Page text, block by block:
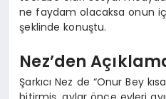
ne faydam olacaksa onun
şeklinde konuştu.
Nez’den
Şarkıcı Nez de “Onur Bey